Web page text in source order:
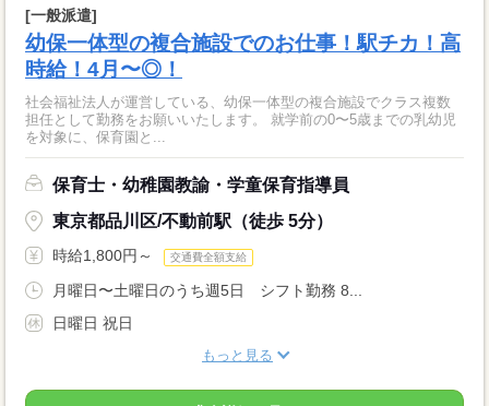
[一般派遣]
幼保一体型の複合施設でのお仕事！駅チカ！高
時給！4月〜◎！
社会福祉法人が運営している、幼保一体型の複合施設でクラス複数
担任として勤務をお願いいたします。 就学前の0〜5歳までの乳幼児
を対象に、保育園と...
保育士・幼稚園教諭・学童保育指導員
東京都品川区/不動前駅（徒歩 5分）
時給1,800円～ 交通費全額支給
月曜日〜土曜日のうち週5日 シフト勤務 8...
日曜日 祝日
もっと見る